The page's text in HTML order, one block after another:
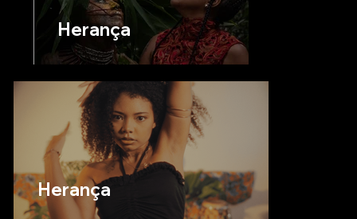
Herança
Herança